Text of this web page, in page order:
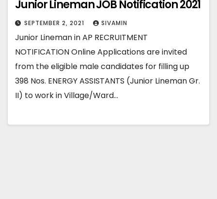
Junior Lineman JOB Notification 2021
SEPTEMBER 2, 2021 SIVAMIN
Junior Lineman in AP RECRUITMENT
NOTIFICATION Online Applications are invited
from the eligible male candidates for filling up
398 Nos. ENERGY ASSISTANTS (Junior Lineman Gr.
II) to work in Village/Ward…